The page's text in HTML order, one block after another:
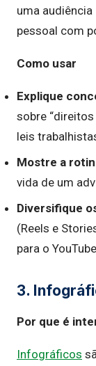
uma
pessoal com
Como usar
Explique
sobre
leis
Mostre a
vida de um
Diversifique
(Reels e
para o
3.
Por que é
Infográficos